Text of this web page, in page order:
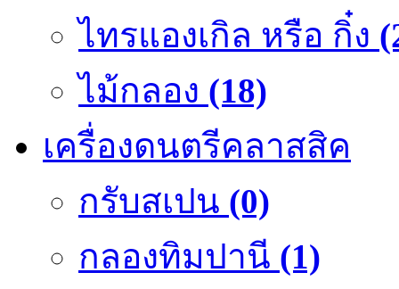
ไทรแองเกิล หรือ กิ๋ง
ไม้กลอง (18)
เครื่องดนตรีคลาสสิค
กรับสเปน (0)
กลองทิมปานี (1)